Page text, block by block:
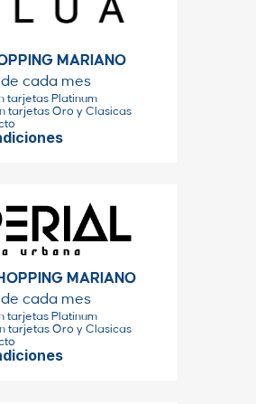
MARIANO
cada mes
tarjetas Platinum
tarjetas Oro y Clasicas
MARIANO
cada mes
tarjetas Platinum
tarjetas Oro y Clasicas